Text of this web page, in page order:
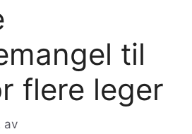
til
flere leger
av